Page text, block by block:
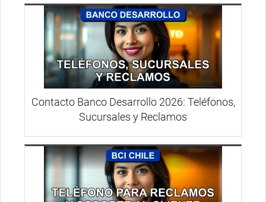
Contacto Banco Desarrollo 2026: Teléfonos,
Sucursales y Reclamos